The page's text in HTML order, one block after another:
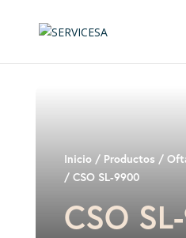
Inicio/ Productos /
/ CSO SL-9900
CSO